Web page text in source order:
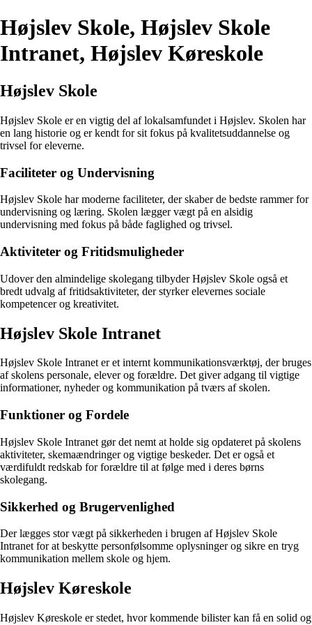
Højslev Skole, Højslev Skole
Intranet, Højslev Køreskole
Højslev Skole
Højslev Skole er en vigtig del af lokalsamfundet i Højslev. Skolen har
en lang historie og er kendt for sit fokus på kvalitetsuddannelse og
trivsel for eleverne.
Faciliteter og Undervisning
Højslev Skole har moderne faciliteter, der skaber de bedste rammer for
undervisning og læring. Skolen lægger vægt på en alsidig
undervisning med fokus på både faglighed og trivsel.
Aktiviteter og Fritidsmuligheder
Udover den almindelige skolegang tilbyder Højslev Skole også et
bredt udvalg af fritidsaktiviteter, der styrker elevernes sociale
kompetencer og kreativitet.
Højslev Skole Intranet
Højslev Skole Intranet er et internt kommunikationsværktøj, der bruges
af skolens personale, elever og forældre. Det giver adgang til vigtige
informationer, nyheder og kommunikation på tværs af skolen.
Funktioner og Fordele
Højslev Skole Intranet gør det nemt at holde sig opdateret på skolens
aktiviteter, skemaændringer og vigtige beskeder. Det er også et
værdifuldt redskab for forældre til at følge med i deres børns
skolegang.
Sikkerhed og Brugervenlighed
Der lægges stor vægt på sikkerheden i brugen af Højslev Skole
Intranet for at beskytte personfølsomme oplysninger og sikre en tryg
kommunikation mellem skole og hjem.
Højslev Køreskole
Højslev Køreskole er stedet, hvor kommende bilister kan få en solid og